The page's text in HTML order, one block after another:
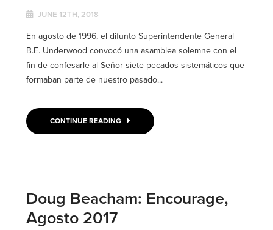
JUNE 12TH, 2018
En agosto de 1996, el difunto Superintendente General
B.E. Underwood convocó una asamblea solemne con el
fin de confesarle al Señor siete pecados sistemáticos que
formaban parte de nuestro pasado...
CONTINUE READING
Doug Beacham: Encourage,
Agosto 2017